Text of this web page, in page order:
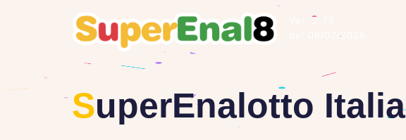
Ver. 2.78
del 08/07/2026
SuperEnalotto Italia